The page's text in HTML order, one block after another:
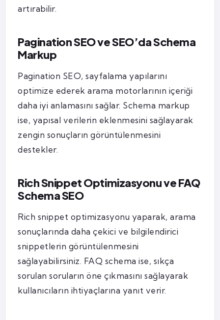
artırabilir.
Pagination SEO ve SEO’da Schema
Markup
Pagination SEO, sayfalama yapılarını
optimize ederek arama motorlarının içeriği
daha iyi anlamasını sağlar. Schema markup
ise, yapısal verilerin eklenmesini sağlayarak
zengin sonuçların görüntülenmesini
destekler.
Rich Snippet Optimizasyonu ve FAQ
Schema SEO
Rich snippet optimizasyonu yaparak, arama
sonuçlarında daha çekici ve bilgilendirici
snippetlerin görüntülenmesini
sağlayabilirsiniz. FAQ schema ise, sıkça
sorulan soruların öne çıkmasını sağlayarak
kullanıcıların ihtiyaçlarına yanıt verir.